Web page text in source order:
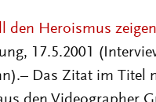
den Heroismus zeigen
17.5.2001
Das Zitat im Titel